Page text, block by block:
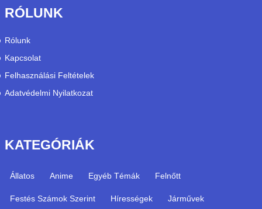
RÓLUNK
Rólunk
Kapcsolat
Felhasználási Feltételek
Adatvédelmi Nyilatkozat
KATEGÓRIÁK
Állatos Anime Egyéb Témák Felnőtt
Festés Számok Szerint Hírességek Járművek